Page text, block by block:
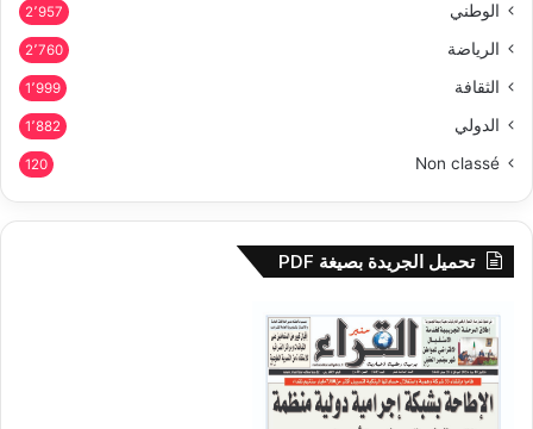
الوطني 2٬957
الرياضة 2٬760
الثقافة 1٬999
الدولي 1٬882
Non classé
120
تحميل الجريدة بصيغة PDF